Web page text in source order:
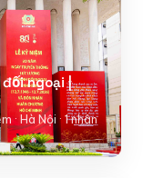
đối ngoại |
Hà Nội · 1 nhân